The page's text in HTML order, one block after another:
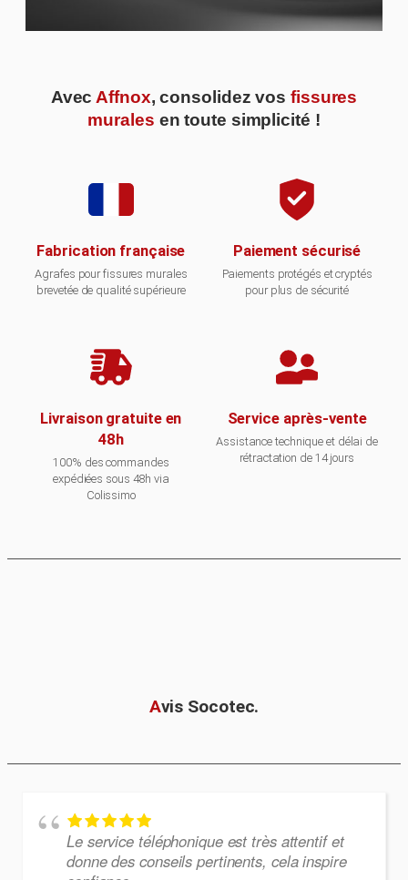
Avec Affnox, consolidez vos fissures
murales en toute simplicité !
Fabrication française
Agrafes pour fissures murales
brevetée de qualité supérieure
Paiement sécurisé
Paiements protégés et cryptés
pour plus de sécurité
Livraison gratuite en
48h
100% des commandes
expédiées sous 48h via
Colissimo
Service après-vente
Assistance technique et délai de
rétractation de 14 jours
Avis Socotec.
Le service téléphonique est très attentif et
donne des conseils pertinents, cela inspire